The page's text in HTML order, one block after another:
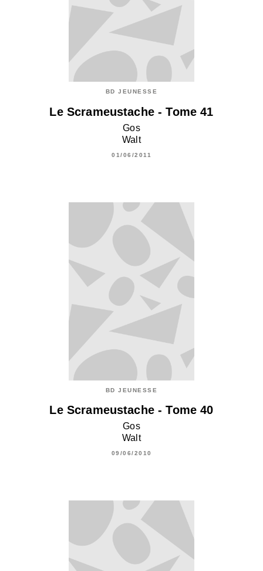
BD JEUNESSE
Le Scrameustache - Tome 41
Gos
Walt
01/06/2011
BD JEUNESSE
Le Scrameustache - Tome 40
Gos
Walt
09/06/2010